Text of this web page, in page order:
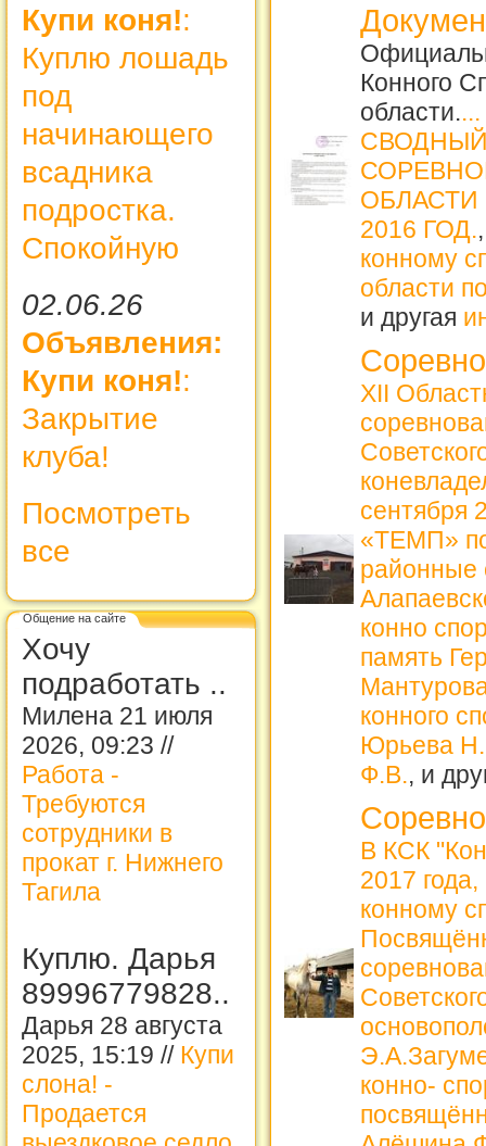
Купи коня!:
Куплю лошадь
под
начинающего
всадника
подростка.
Спокойную
02.06.26
Объявления:
Купи коня!:
Закрытие
клуба!
Посмотреть
все
Общение на сайте
Хочу
подработать ..
Милена 21 июля
2026, 09:23 //
Работа -
Требуются
сотрудники в
прокат г. Нижнего
Тагила
Куплю. Дарья
89996779828..
Дарья 28 августа
2025, 15:19 // Купи
слона! -
Продается
Конного
области....
2016 ГОД.
конному
области
и другая
XII
сентября
«ТЕМП»
районные
конно
память
конного
Юрьева
Ф.В., и
В КСК
2017
конному
конно-